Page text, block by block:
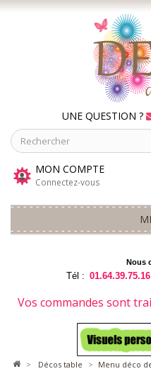
UNE QUESTION ?
MON COMPTE
Connectez-vous
Nous
Tél : 01.64.39.75.16
Vos commandes sont
> décos table > menu déco